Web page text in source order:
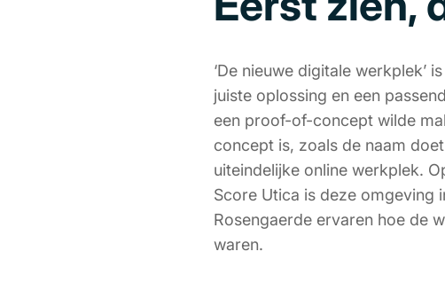
‘De nieuwe digitale werkplek’
juiste oplossing en een
een proof-of-concept wilde
concept is, zoals de naam
uiteindelijke online werkplek.
Score Utica is deze omgeving
Rosengaerde ervaren hoe de
waren.